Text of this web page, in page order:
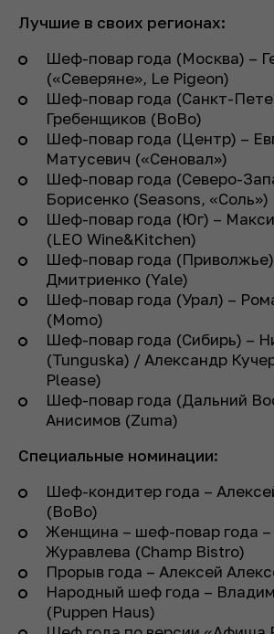
Лучшие в своих регионах:
Шеф-повар года (Москва) –
(«Северяне», Le Pigeon)
Шеф-повар года (Санкт-
Гребенщиков (BoBo)
Шеф-повар года (Центр) –
Матусевич («Сеновал»)
Шеф-повар года (Северо-
Борисенко (Seasons, «Соль»)
Шеф-повар года (Юг) –
(LEO Wine&Kitchen)
Шеф-повар года
Дмитриенко (Yale)
Шеф-повар года (Урал) –
(Momo)
Шеф-повар года (Сибирь) –
(Tunguska) / Александр
Please)
Шеф-повар года (Дальний
Анисимов (Zuma)
Специальные номинации:
Шеф-кондитер года –
(BoBo)
Женщина – шеф-повар года –
Журавлева (Champ Bistro)
Прорыв года – Алексей
Народный шеф года –
(Puppen Haus)